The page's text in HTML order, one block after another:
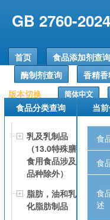
GB 2760-
首页 食品添加剂查询
酶制剂查询
香精
版本切换
简体中文
食品分类查询
乳及乳制品
（13.0特殊膳
食用食品涉及
品种除外）
脂肪，油和乳
化脂肪制品
当
食
食
食
述